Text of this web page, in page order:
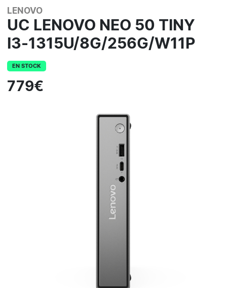
LENOVO
UC LENOVO NEO 50 TINY
I3-1315U/8G/256G/W11P
EN STOCK
779€